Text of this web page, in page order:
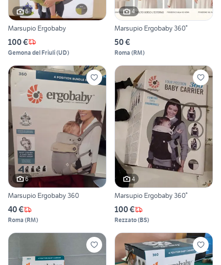
6
Marsupio Ergobaby
100 €
Gemona del Friuli(UD)
4
Marsupio Ergobaby 360°
50 €
Roma (RM)
6
Marsupio Ergobaby 360
40 €
Roma (RM)
4
Marsupio Ergobaby 360°
100 €
Rezzato(BS)